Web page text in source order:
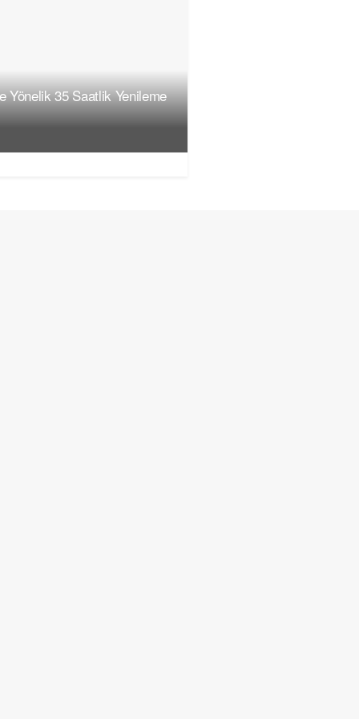
Yönelik 35 Saatlik Yenileme